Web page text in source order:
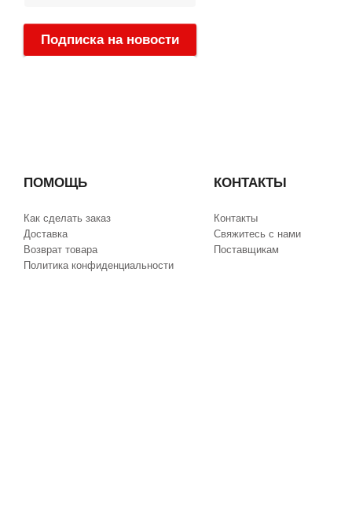
Подписка на новости
ПОМОЩЬ
Как сделать заказ
Доставка
Возврат товара
Политика конфиденциальности
КОНТАКТЫ
Контакты
Свяжитесь с нами
Поставщикам